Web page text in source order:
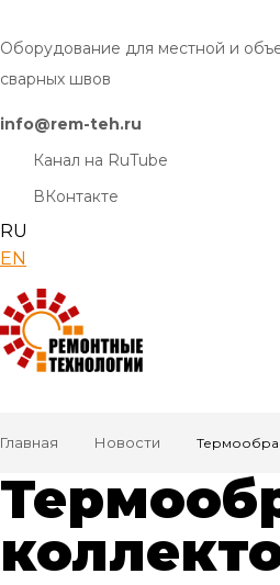
Оборудование для местной и
сварных швов
info@rem-teh.ru
Канал на RuTube
ВКонтакте
RU
EN
Главная Новости